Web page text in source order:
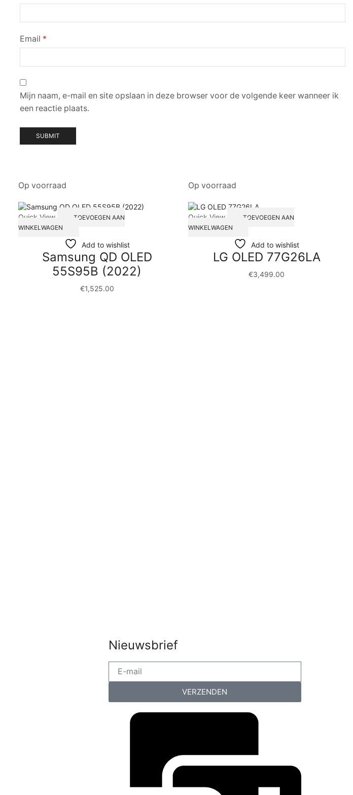
Email *
Mijn naam, e-mail en site opslaan in deze browser voor de volgende keer wanneer ik
een reactie plaats.
Op voorraad
Quick View
TOEVOEGEN AAN
WINKELWAGEN
Add to wishlist
Samsung QD OLED
55S95B (2022)
€1,525.00
Op voorraad
Quick View
TOEVOEGEN AAN
WINKELWAGEN
Add to wishlist
LG OLED 77G26LA
€3,499.00
Nieuwsbrief
VERZENDEN